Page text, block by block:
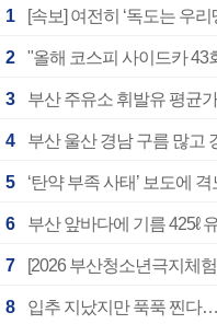
1
2 "올해 코스피 사이드카 43
3 부산 주유소 휘발유 평균
4
5
6 부산 앞바다에 기름 425ℓ
7
8 입추 지났지만 푹푹 찐다